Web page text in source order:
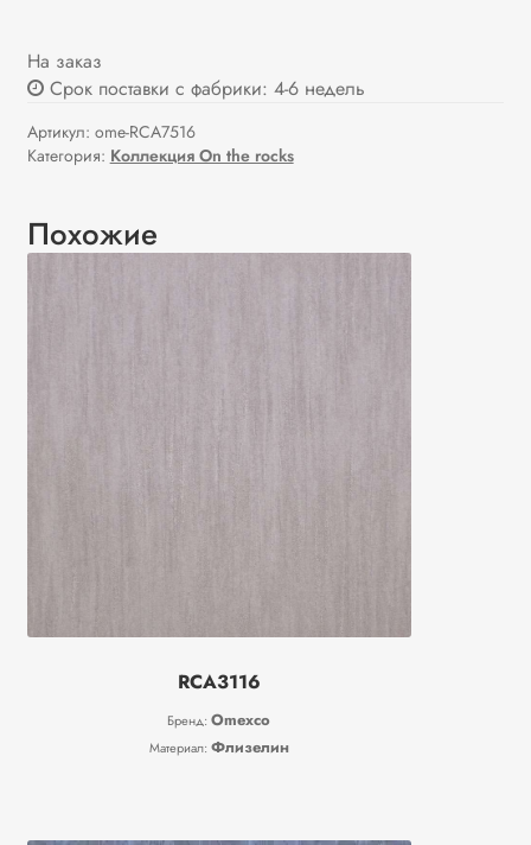
На заказ
Срок поставки с фабрики: 4-6 недель
Артикул: ome-RCA7516
Категория: Коллекция On the rocks
Похожие
RCA3116
Бренд:Omexco
Материал: Флизелин